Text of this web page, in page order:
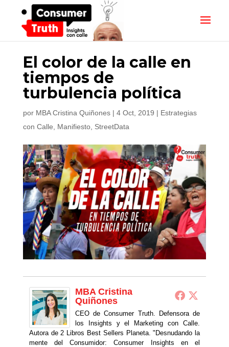
El color de la calle en
tiempos de
turbulencia política
por MBA Cristina Quiñones| 4 Oct, 2019 | Estrategias
con Calle
Manifiesto, StreetData
MBA Cristina
Quiñones
CEO de Consumer Truth. Defensora de
los Insights y el Marketing con Calle.
Autora de 2 Libros Best Sellers Planeta. "Desnudando la
mente del Consumidor: Consumer Insights en el